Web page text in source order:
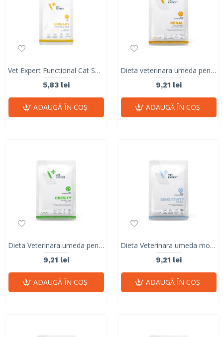
Vet Expert Functional Cat Soup – Urinary, 40 g
5,83 lei
ADAUGĂ ÎN COŞ
Dieta veterinara umeda pentru pisici, Renal Cat, Vet Expert, plic, 100g
9,21 lei
ADAUGĂ ÎN COŞ
Dieta Veterinara umeda pentru pisici Obesity, Vet Expert, plic, 100g
9,21 lei
ADAUGĂ ÎN COŞ
Dieta Veterinara umeda monoproteica pentru pisici SENSITIVITY CAT, VetExpert, plic, 100g
9,21 lei
ADAUGĂ ÎN COŞ